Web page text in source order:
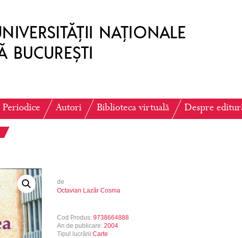
Periodice Autori Biblioteca virtuală Despre
de
Octavian Lazăr Cosma
Cod Produs: 9738664888
An de publicare: 2004
Tipul lucrării:Carte